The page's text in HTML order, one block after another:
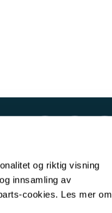
og riktig visning
innsamling av
cookies. Les mer om